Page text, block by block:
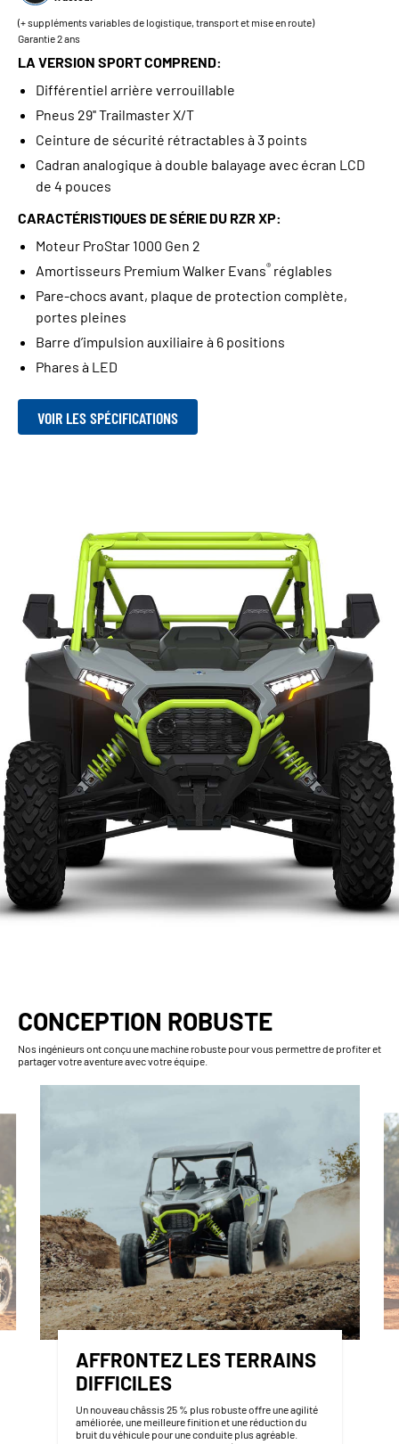
(+ suppléments variables de logistique, transport et mise en route)
Garantie 2 ans
LA VERSION SPORT COMPREND:
Différentiel arrière verrouillable
Pneus 29'' Trailmaster X/T
Ceinture de sécurité rétractables à 3 points
Cadran analogique à double balayage avec écran LCD
de 4 pouces
CARACTÉRISTIQUES DE SÉRIE DU RZR XP:
Moteur ProStar 1000 Gen 2
Amortisseurs Premium Walker Evans® réglables
Pare-chocs avant, plaque de protection complète,
portes pleines
Barre d’impulsion auxiliaire à 6 positions
Phares à LED
VOIR LES SPÉCIFICATIONS
CONCEPTION ROBUSTE
Nos ingénieurs ont conçu une machine robuste pour vous permettre de profiter et
partager votre aventure avec votre équipe.
AFFRONTEZ LES TERRAINS
DIFFICILES
Un nouveau châssis 25 % plus robuste offre une agilité
améliorée, une meilleure finition et une réduction du
bruit du véhicule pour une conduite plus agréable.